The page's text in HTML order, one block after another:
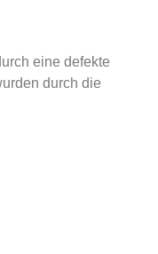
eine defekte
durch die